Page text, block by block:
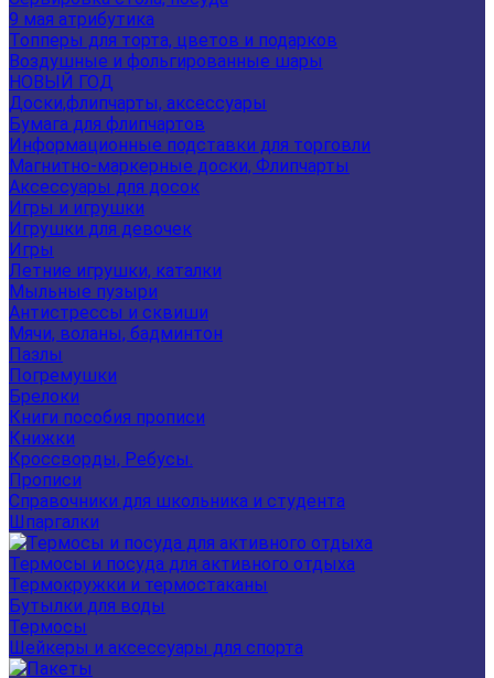
9 мая атрибутика
Топперы для торта, цветов и подарков
Воздушные и фольгированные шары
НОВЫЙ ГОД
Доски,флипчарты, аксессуары
Бумага для флипчартов
Информационные подставки для торговли
Магнитно-маркерные доски, Флипчарты
Аксессуары для досок
Игры и игрушки
Игрушки для девочек
Игры
Летние игрушки, каталки
Мыльные пузыри
Антистрессы и сквиши
Мячи, воланы, бадминтон
Пазлы
Погремушки
Брелоки
Книги пособия прописи
Книжки
Кроссворды, Ребусы.
Прописи
Справочники для школьника и студента
Шпаргалки
Термосы и посуда для активного отдыха
Термокружки и термостаканы
Бутылки для воды
Термосы
Шейкеры и аксессуары для спорта